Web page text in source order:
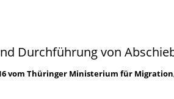
Durchführung von
vom Thüringer Ministerium für